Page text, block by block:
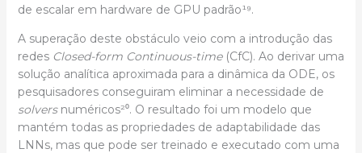
de escalar em hardware de GPU padrão¹⁹.
A superação deste obstáculo veio com a introdução das
redes Closed-form Continuous-time(CfC). Ao derivar uma
solução analítica aproximada para a dinâmica da ODE, os
pesquisadores conseguiram eliminar a necessidade de
solversnuméricos²⁰. O resultado foi um modelo que
mantém todas as propriedades de adaptabilidade das
LNNs, mas que pode ser treinado e executado com uma